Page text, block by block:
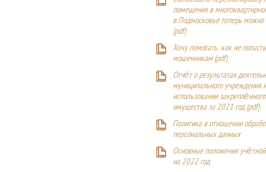
помещения в
в Подмосковье теперь можно
(pdf)
Хочу помогать: как не
мошенникам (pdf)
Отчёт о результатах
муниципального учреждения
использовании
имущества за 2021 год (pdf)
Политика в отношении
персональных данных
Основные положения
на 2022 год